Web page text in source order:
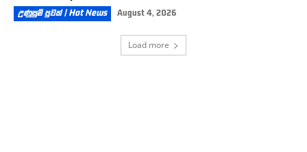
උණුසුම් පුවත් | Hot News August 4, 2026
Load more